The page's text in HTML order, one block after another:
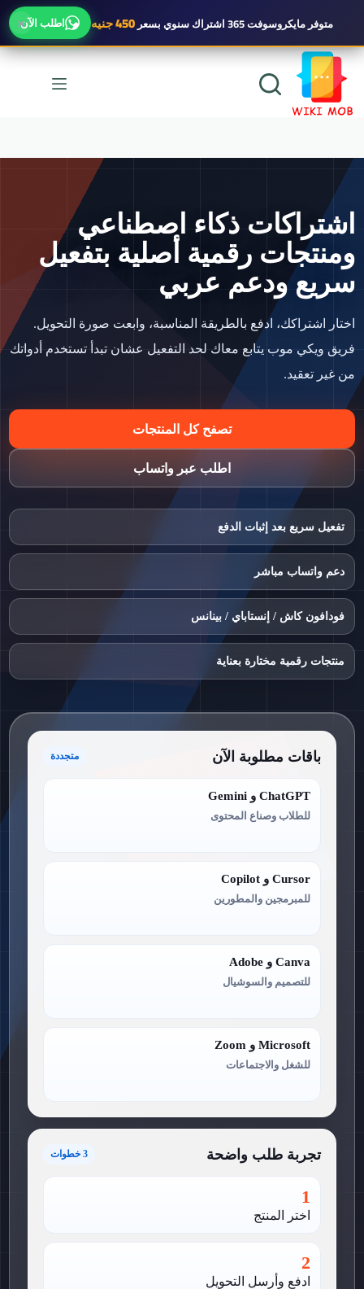
× متوفرمايكروسوفت 365 اشتراك سنوي بسعر450 جنيه اطلب الآن
التجاوز
المحتوى
اشتراكات ذكاء اصطناعي
ومنتجات رقمية أصلية بتفعيل
سريع ودعم عربي
اختار اشتراكك، ادفع بالطريقة المناسبة، وابعت صورة التحويل.
فريق ويكي موب يتابع معاك لحد التفعيل عشان تبدأ تستخدم أدواتك
من غير تعقيد.
تصفح كل المنتجات
اطلب عبر واتساب
تفعيل سريع بعد إثبات الدفع
دعم واتساب مباشر
فودافون كاش / إنستاباي / بينانس
منتجات رقمية مختارة بعناية
باقات مطلوبة الآن متجددة
ChatGPT و Gemini
للطلاب وصناع المحتوى
Cursor و Copilot
للمبرمجين والمطورين
Canva و Adobe
للتصميم والسوشيال
Microsoft و Zoom
للشغل والاجتماعات
تجربة طلب واضحة 3 خطوات
1
اختر المنتج
2
ادفع وأرسل التحويل